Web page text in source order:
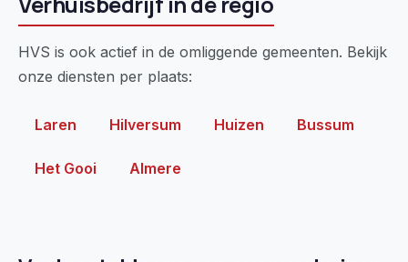
HVS is ook actief in de omliggende gemeenten. Bekijk
onze diensten per plaats:
Laren Hilversum Huizen Bussum
Het Gooi Almere